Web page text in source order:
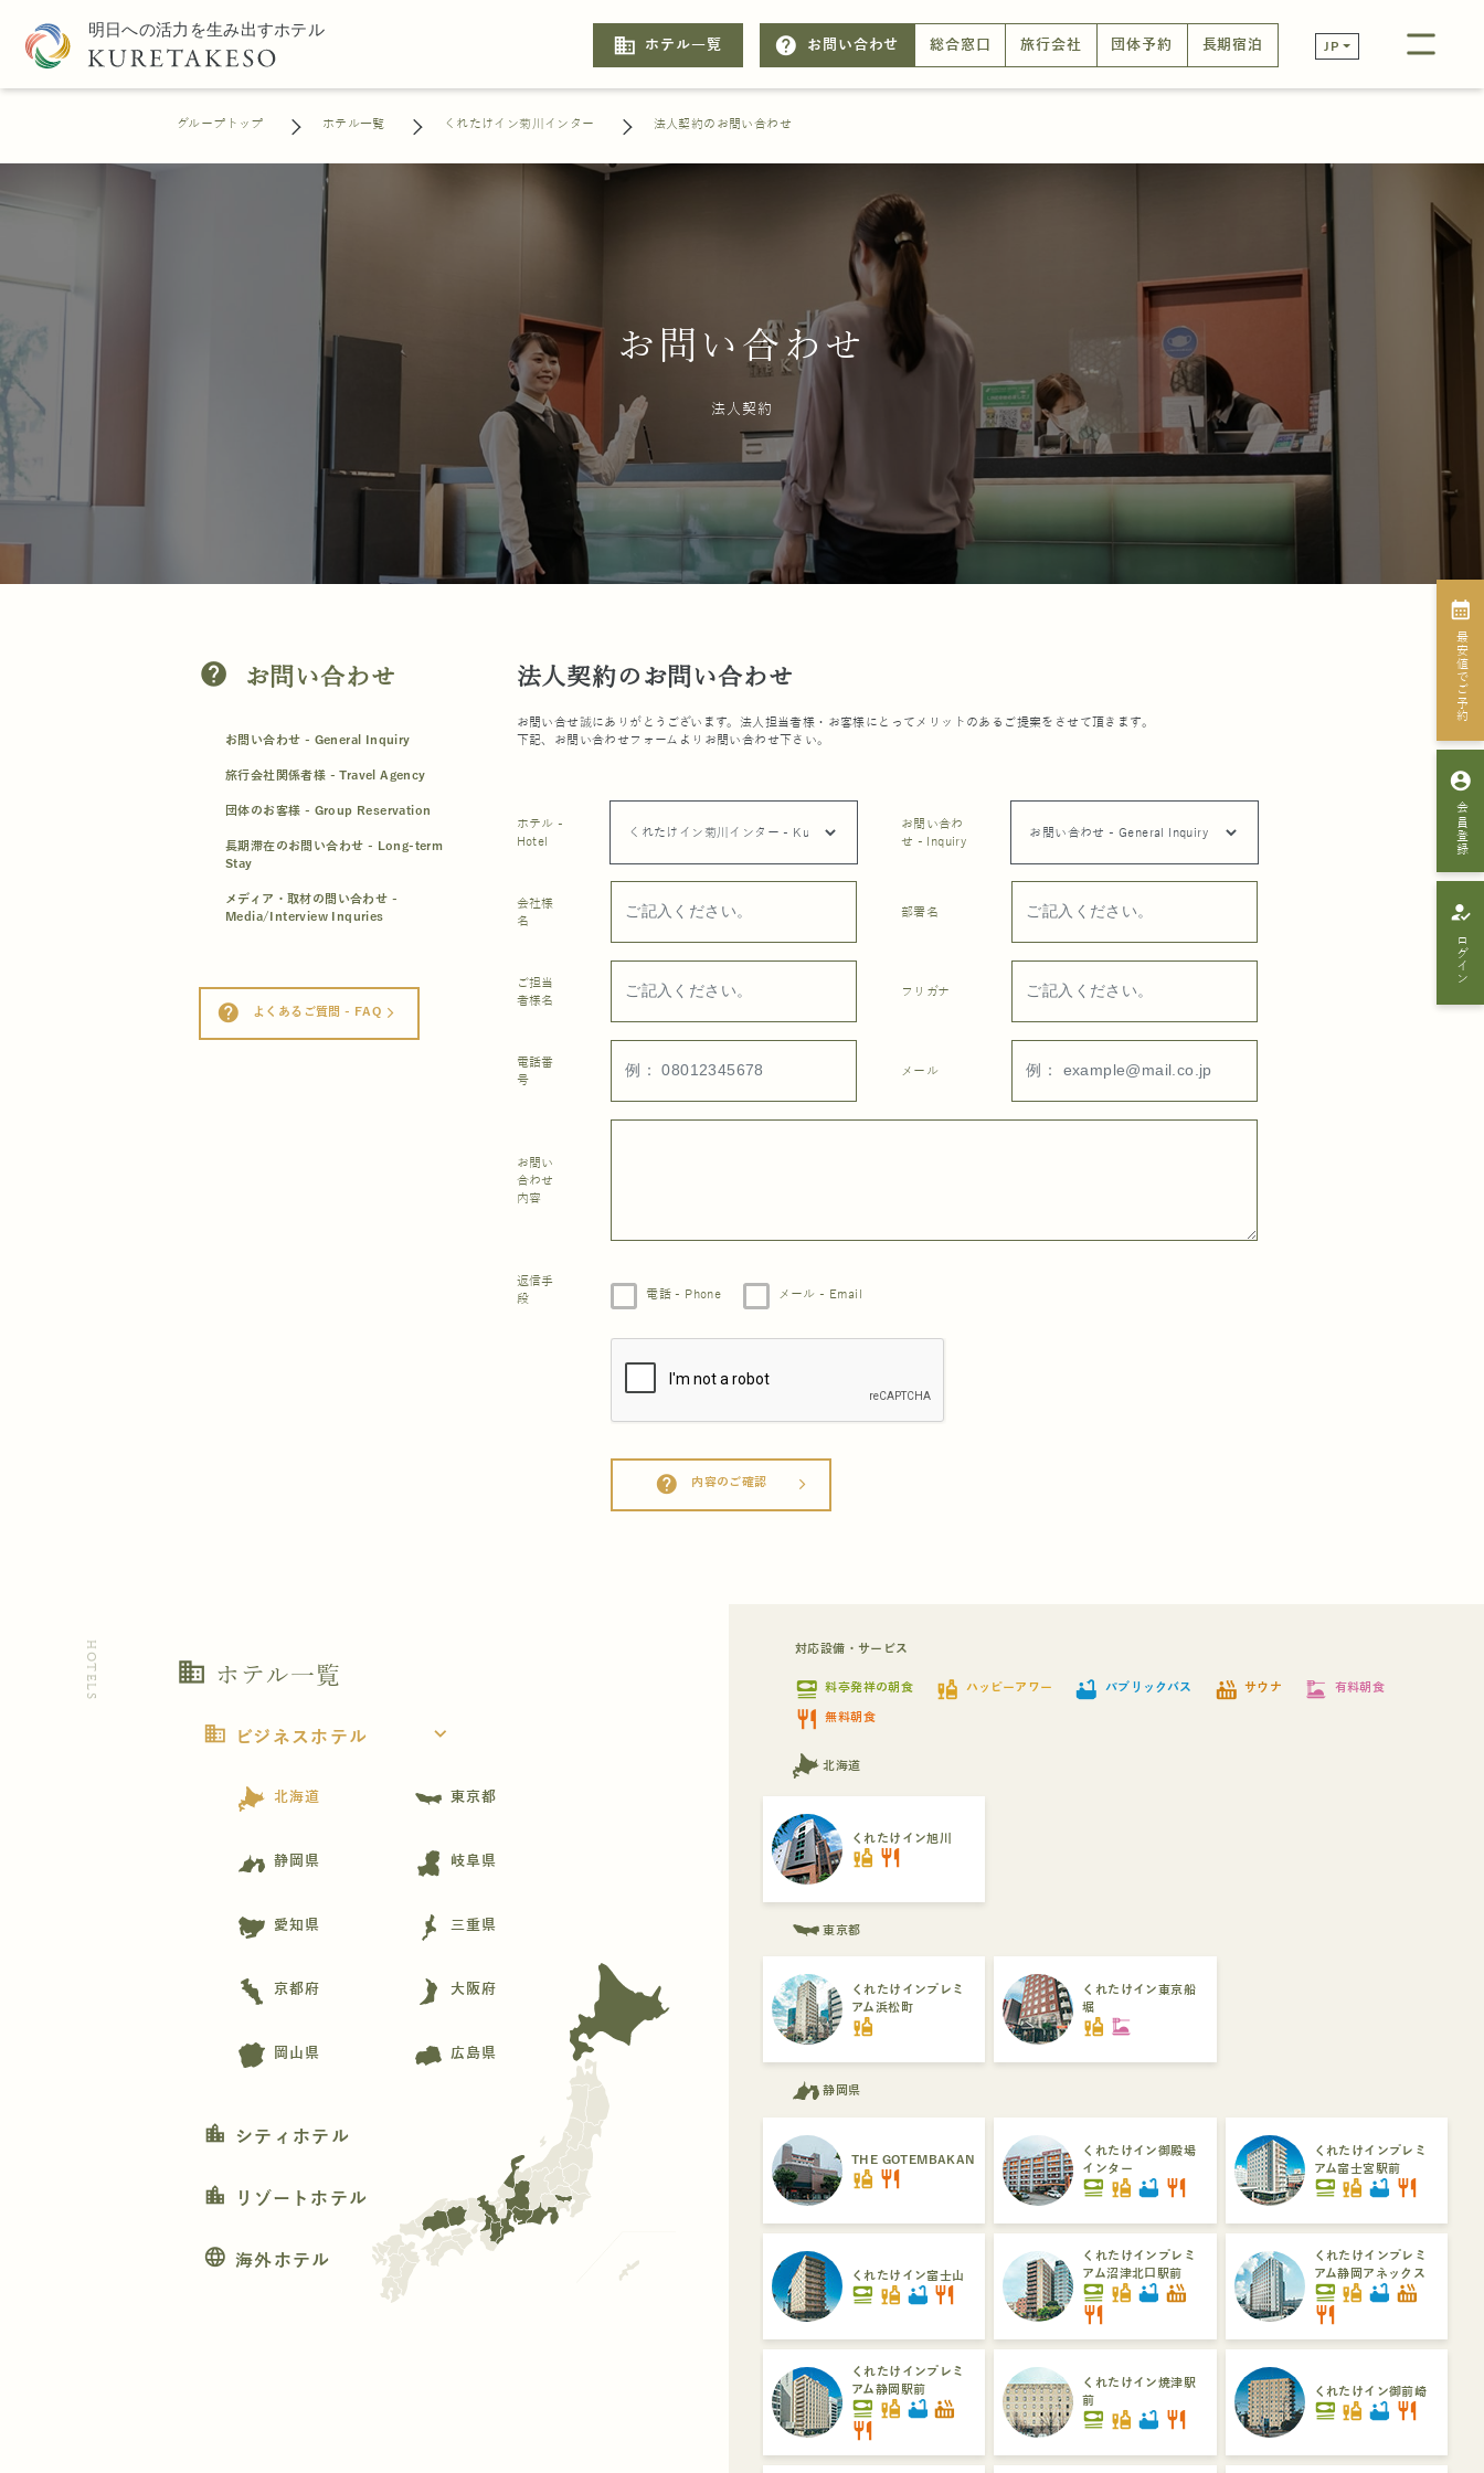
business ホテル一覧 help お問い合わせ 総合窓口 旅行会社 団体予約 長期宿泊 JP
calendar_month
最安値でご予約
account_circle
会員登録
how_to_reg
ログイン
グループトップ ホテル一覧 くれたけイン菊川インター 法人契約のお問い合わせ
お問い合わせ
法人契約
help お問い合わせ
お問い合わせ - General Inquiry
旅行会社関係者様 - Travel Agency
団体のお客様 - Group Reservation
長期滞在のお問い合わせ - Long-term
Stay
メディア・取材の問い合わせ -
Media/Interview Inquries
help よくあるご質問 - FAQ arrow_forward_ios
法人契約のお問い合わせ
お問い合せ誠にありがとうございます。法人担当者様・お客様にとってメリットのあるご提案をさせて頂きます。
下記、お問い合わせフォームよりお問い合わせ下さい。
ホテル -
Hotel
お問い合わ
せ - Inquiry
会社様
名
部署名
ご担当
者様名
フリガナ
電話番
号
メール
お問い
合わせ
内容
返信手
段
電話 - Phone メール - Email
help 内容のご確認 arrow_forward_ios
HOTELS business ホテル一覧
business ビジネスホテル expand_more
北海道 東京都
静岡県 岐阜県
愛知県 三重県
京都府 大阪府
岡山県 広島県
location_city シティホテル
location_city リゾートホテル
language 海外ホテル
対応設備・サービス
set_meal 料亭発祥の朝食 liquor ハッピーアワー bathtub パブリックバス hot_tub サウナ dinner_dining 有料朝食
restaurant 無料朝食
北海道
くれたけイン旭川
liquor restaurant
東京都
くれたけインプレミ
アム浜松町
liquor
くれたけイン東京船
堀
liquor dinner_dining
静岡県
THE GOTEMBAKAN
liquor restaurant
くれたけイン御殿場
インター
set_meal liquor bathtub restaurant
くれたけインプレミ
アム富士宮駅前
set_meal liquor bathtub restaurant
くれたけイン富士山
set_meal liquor bathtub restaurant
くれたけインプレミ
アム沼津北口駅前
set_meal liquor bathtub hot_tub
restaurant
くれたけインプレミ
アム静岡アネックス
set_meal liquor bathtub hot_tub
restaurant
くれたけインプレミ
アム静岡駅前
set_meal liquor bathtub hot_tub
restaurant
くれたけイン焼津駅
前
set_meal liquor bathtub restaurant
くれたけイン御前崎
set_meal liquor bathtub restaurant